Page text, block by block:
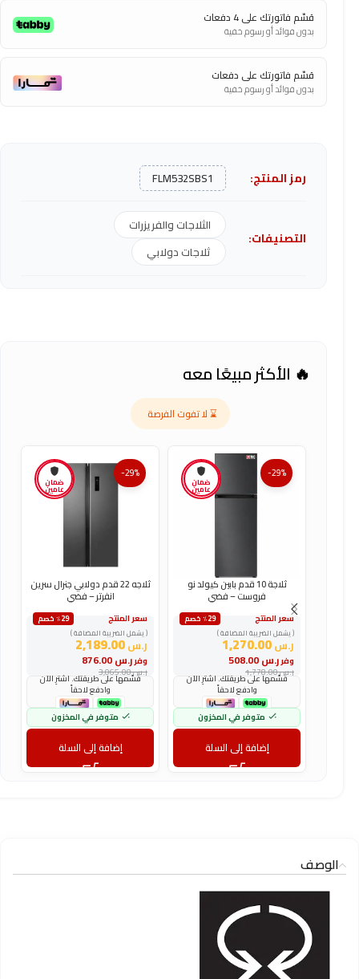
قسّم فاتورتك على 4 دفعات
بدون فوائد أو رسوم خفية
قسّم فاتورتك على دفعات
بدون فوائد أو رسوم خفية
رمز المنتج: FLM532SBS1
التصنيفات:
الثلاجات والفريزرات
ثلاجات دولابي
🔥 الأكثر مبيعًا معه
⌛ لا تفوت الفرصة
ضمان
عامين
-29%
ثلاجة 10 قدم بابين كيولد نو
فروست – فضي
سعر المنتج
٪29 خصم
( يشمل الضريبة المضافة )
ر.س1,270.00
وفرر.س
ر.س1,778.00
قسّمها على طريقتك. اشترِ الآن
وادفع لاحقاً
متوفر في المخزون
إضافة إلى السلة
ضمان
عامين
-29%
ثلاجه 22 قدم دولابي جنرال سرين
انفرتر – فضي
سعر المنتج
٪29 خصم
( يشمل الضريبة المضافة )
ر.س2,189.00
وفرر.س
ر.س3,065.00
قسّمها على طريقتك. اشترِ الآن
وادفع لاحقاً
متوفر في المخزون
إضافة إلى السلة
الوصف